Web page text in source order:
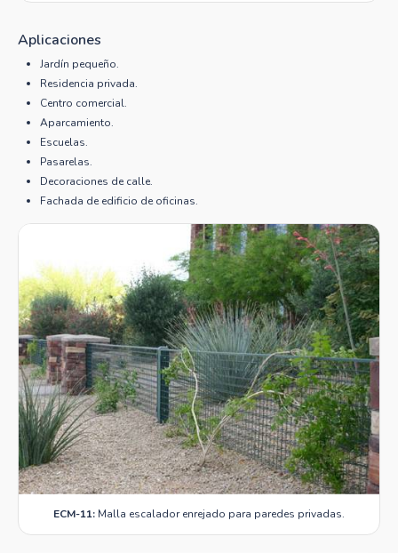
Aplicaciones
Jardín pequeño.
Residencia privada.
Centro comercial.
Aparcamiento.
Escuelas.
Pasarelas.
Decoraciones de calle.
Fachada de edificio de oficinas.
ECM-11: Malla escalador enrejado para paredes privadas.